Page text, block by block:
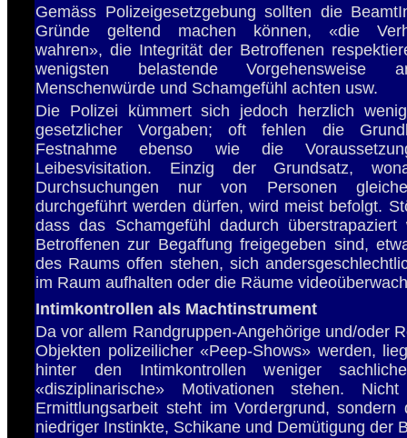
Gemäss Polizeigesetzgebung sollten die
Gründe geltend machen können, «die
wahren», die Integrität der Betroffenen
wenigsten belastende Vorgehensweise
Menschenwürde und Schamgefühl achten usw.
Die Polizei kümmert sich jedoch herzlich
gesetzlicher Vorgaben; oft fehlen die
Festnahme ebenso wie die
Leibesvisitation. Einzig der Grundsatz,
Durchsuchungen nur von Personen
durchgeführt werden dürfen, wird meist befolgt.
dass das Schamgefühl dadurch
Betroffenen zur Begaffung freigegeben sind,
des Raums offen stehen, sich
im Raum aufhalten oder die Räume
Intimkontrollen als Machtinstrument
Da vor allem Randgruppen-Angehörige und/oder
Objekten polizeilicher «Peep-Shows» werden,
hinter den Intimkontrollen weniger
«disziplinarische» Motivationen stehen. Nicht
Ermittlungsarbeit steht im Vordergrund, sondern
niedriger Instinkte, Schikane und Demütigung der